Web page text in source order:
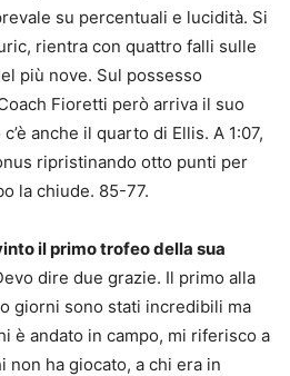
su percentuali e lucidità. Si
rientra con quattro falli sulle
più nove. Sul possesso
Fioretti però arriva il suo
anche il quarto di Ellis. A 1:07,
ripristinando otto punti per
la chiude. 85-77.
il primo trofeo della sua
dire due grazie. Il primo alla
giorni sono stati incredibili ma
è andato in campo, mi riferisco a
non ha giocato, a chi era in